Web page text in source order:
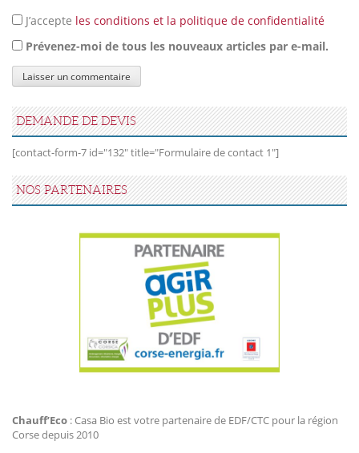
J’accepte les conditions et la politique de confidentialité
Prévenez-moi de tous les nouveaux articles par e-mail.
DEMANDE DE DEVIS
[contact-form-7 id="132" title="Formulaire de contact 1"]
NOS PARTENAIRES
Chauff’Eco : Casa Bio est votre partenaire de EDF/CTC pour la région
Corse depuis 2010